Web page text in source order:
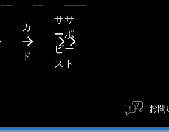
カ
ー
ド
サ
ー
ビ
ス
サ
ポ
ー
ト
お問